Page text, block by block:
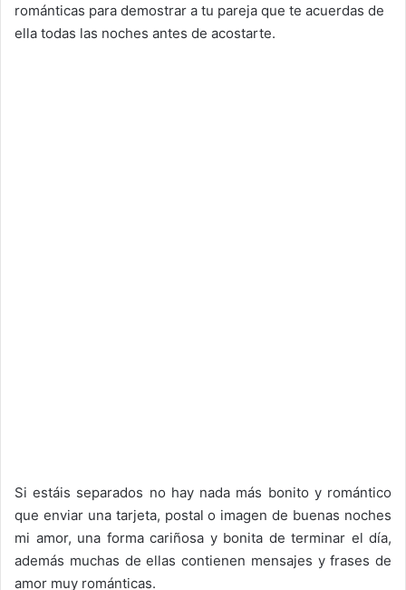
románticas para demostrar a tu pareja que te acuerdas de
ella todas las noches antes de acostarte.
Si estáis separados no hay nada más bonito y romántico
que enviar una tarjeta, postal o imagen de buenas noches
mi amor, una forma cariñosa y bonita de terminar el día,
además muchas de ellas contienen mensajes y frases de
amor muy románticas.